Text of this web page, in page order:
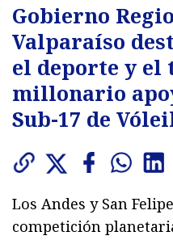
Gobierno
Valparaíso
el deporte y el
millonario
Sub-17 de
Los Andes y San
competición